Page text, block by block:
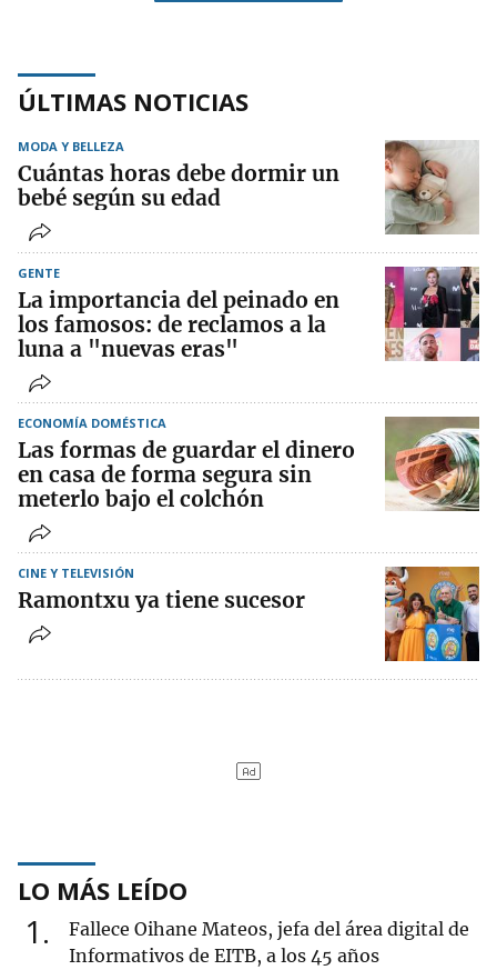
ÚLTIMAS NOTICIAS
MODA Y BELLEZA
Cuántas horas debe dormir un
bebé según su edad
GENTE
La importancia del peinado en
los famosos: de reclamos a la
luna a "nuevas eras"
ECONOMÍA DOMÉSTICA
Las formas de guardar el dinero
en casa de forma segura sin
meterlo bajo el colchón
CINE Y TELEVISIÓN
Ramontxu ya tiene sucesor
LO MÁS LEÍDO
1
Fallece Oihane Mateos, jefa del área digital de
Informativos de EITB, a los 45 años